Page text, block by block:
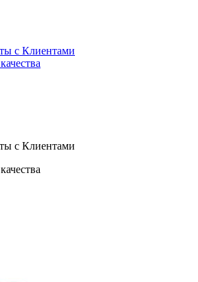
с Клиентами
с Клиентами